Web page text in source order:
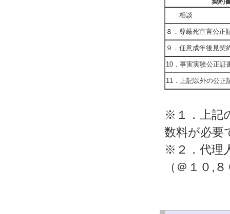
相談
８．尊厳死宣言公正
９．任意成年後見契
10．事実実験公正証
11．上記以外の公正
※１．上記
数料が必要
※２．代理
（＠１０,